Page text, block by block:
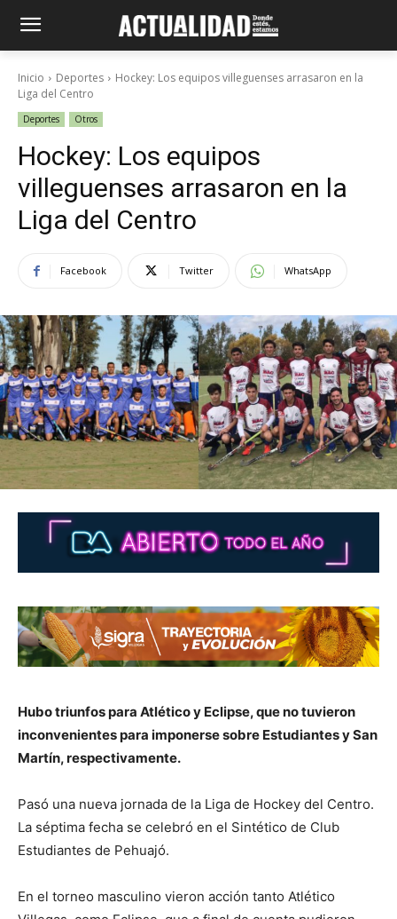
Inicio Deportes
Hockey: Los equipos villeguenses arrasaron en la
Liga del Centro
Deportes Otros
Hockey: Los equipos
villeguenses arrasaron en la
Liga del Centro
Facebook Twitter WhatsApp
Hubo triunfos para Atlético y Eclipse, que no tuvieron
inconvenientes para imponerse sobre Estudiantes y San
Martín, respectivamente.
Pasó una nueva jornada de la Liga de Hockey del Centro.
La séptima fecha se celebró en el Sintético de Club
Estudiantes de Pehuajó.
En el torneo masculino vieron acción tanto Atlético